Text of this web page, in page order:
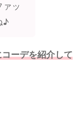
ッ
♪
ーデを紹介して